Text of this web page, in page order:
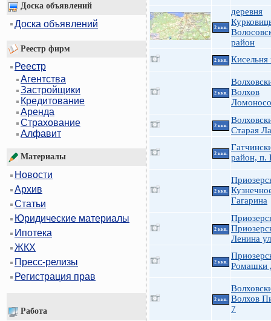
Доска объявлений
Доска объявлений
Реестр фирм
Реестр
Агентства
Застройщики
Кредитование
Аренда
Страхование
Алфавит
Материалы
Новости
Архив
Статьи
Юридические материалы
Ипотека
ЖКХ
Пресс-релизы
Регистрация прав
Работа
2 ккв.
деревня
район
2 ккв. Кисельня
2 ккв.
Волхов
2 ккв.
Старая
2 ккв.
район, п.
2 ккв.
Гагарина
2 ккв.
Ленина
2 ккв.
Ромашки
2 ккв.
Волхов
7